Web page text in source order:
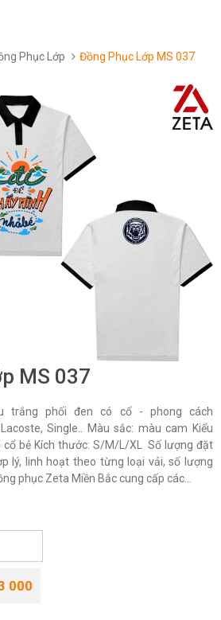
Phục Lớp Đồng Phục Lớp MS 037
MS 037
trắng phối đen có cổ - phong cách
Single.. Màu sắc: màu cam Kiểu
cổ bẻ Kích thước: S/M/L/XL Số lượng đặt
lý, linh hoạt theo từng loại vải, số lượng
phục Zeta Miền Bắc cung cấp các...
000